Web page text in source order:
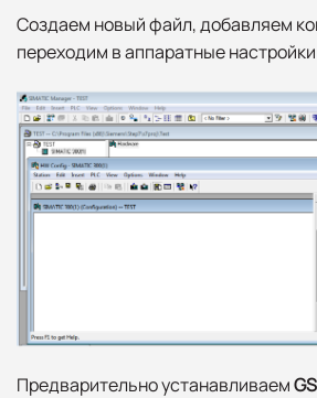
Создаем новый файл, добавляем
переходим в аппаратные настройки
Предварительно устанавливаем